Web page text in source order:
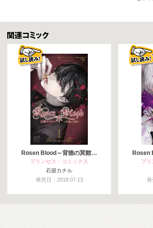
関連コミックス
Rosen Blood～背徳の冥館…
プリンセス・コミックス
石据カチル
発売日：2018.07.13
Rosen
プリ
発